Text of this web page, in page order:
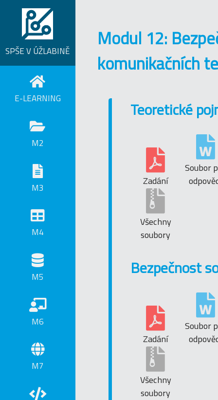
SPŠE V ÚŽLABINĚ
E-LEARNING
M2
M3
M4
M5
M6
M7
Modul 12:
komunikačních
Teoretické
Zadání
Soubor
Všechny
soubory
Bezpečnost
Zadání
Soubor
Všechny
soubory